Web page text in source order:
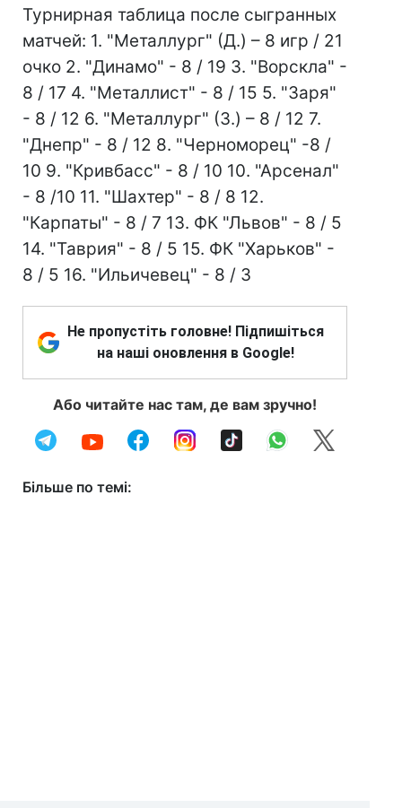
Турнирная таблица после сыгранных
матчей: 1. "Металлург" (Д.) – 8 игр / 21
очко 2. "Динамо" - 8 / 19 3. "Ворскла" -
8 / 17 4. "Металлист" - 8 / 15 5. "Заря"
- 8 / 12 6. "Металлург" (З.) – 8 / 12 7.
"Днепр" - 8 / 12 8. "Черноморец" -8 /
10 9. "Кривбасс" - 8 / 10 10. "Арсенал"
- 8 /10 11. "Шахтер" - 8 / 8 12.
"Карпаты" - 8 / 7 13. ФК "Львов" - 8 / 5
14. "Таврия" - 8 / 5 15. ФК "Харьков" -
8 / 5 16. "Ильичевец" - 8 / 3
Не пропустіть головне! Підпишіться
на наші оновлення в Google!
Або читайте нас там, де вам зручно!
Більше по темі: